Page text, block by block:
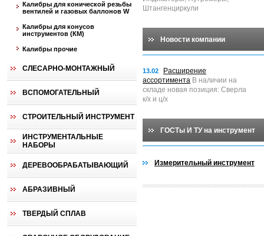
Калибры для конической резьбы
вентилей и газовых баллонов W
Калибры для конусов
инструментов (КМ)
Калибры прочие
СЛЕСАРНО-МОНТАЖНЫЙ
ВСПОМОГАТЕЛЬНЫЙ
СТРОИТЕЛЬНЫЙ ИНСТРУМЕНТ
ИНСТРУМЕНТАЛЬНЫЕ
НАБОРЫ
ДЕРЕВООБРАБАТЫВАЮЩИЙ
АБРАЗИВНЫЙ
ТВЕРДЫЙ СПЛАВ
Штангенциркули
Новости компании
13.02
Расширение
ассортимента В наличии на
складе новая позиция: Сверла
к/х и ц/х
ГОСТы И ТУ на инструмент
Измерительный инструмент